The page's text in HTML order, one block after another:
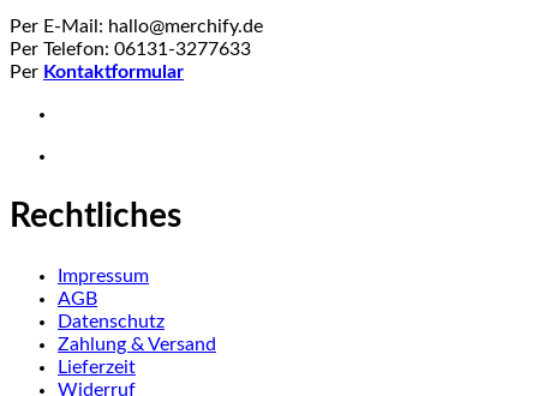
Per E-Mail: hallo@merchify.de
Per Telefon: 06131-3277633
Per Kontaktformular
Rechtliches
Impressum
AGB
Datenschutz
Zahlung & Versand
Lieferzeit
Widerruf